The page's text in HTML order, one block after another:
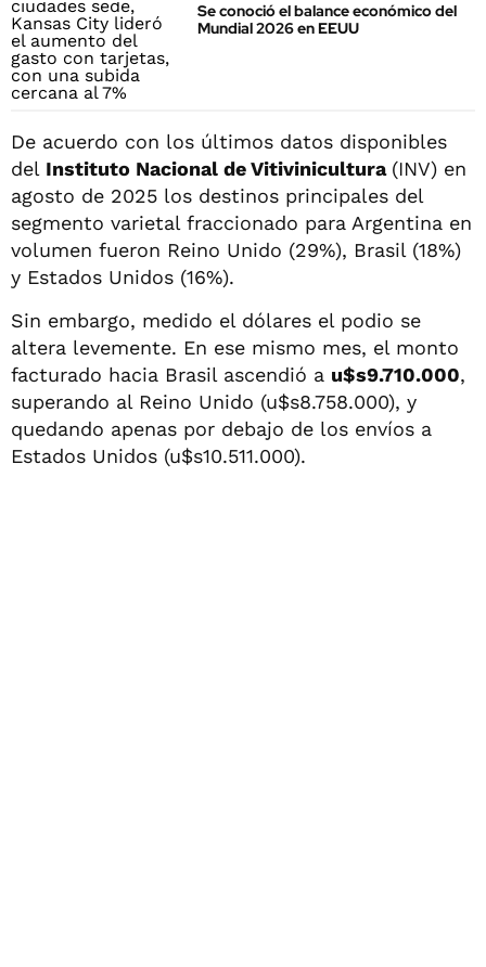
Se conoció el balance económico del
Mundial 2026 en EEUU
De acuerdo con los últimos datos disponibles
del Instituto Nacional de Vitivinicultura (INV) en
agosto de 2025 los destinos principales del
segmento varietal fraccionado para Argentina en
volumen fueron Reino Unido (29%), Brasil (18%)
y Estados Unidos (16%).
Sin embargo, medido el dólares el podio se
altera levemente. En ese mismo mes, el monto
facturado hacia Brasil ascendió a u$s9.710.000,
superando al Reino Unido (u$s8.758.000), y
quedando apenas por debajo de los envíos a
Estados Unidos (u$s10.511.000).